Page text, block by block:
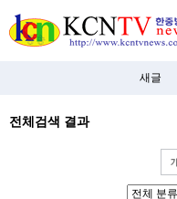
새글
전체검색 결과